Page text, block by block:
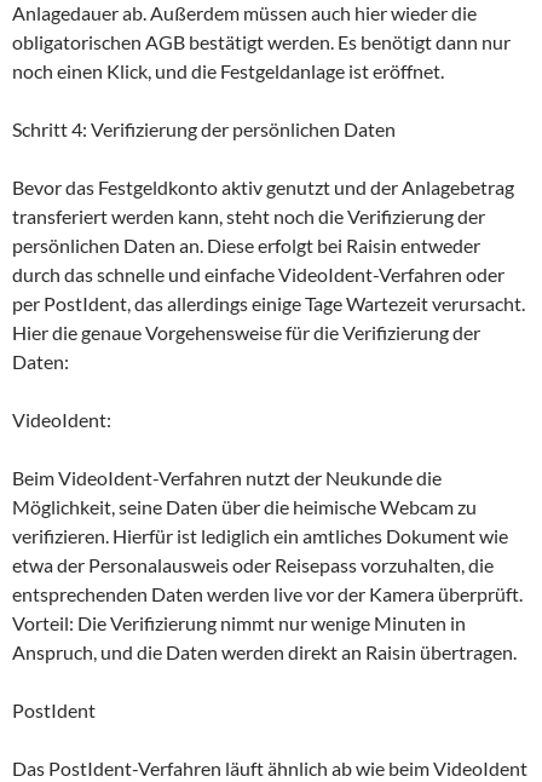
Anlagedauer ab. Außerdem müssen auch hier wieder die
obligatorischen AGB bestätigt werden. Es benötigt dann nur
noch einen Klick, und die Festgeldanlage ist eröffnet.
Schritt 4: Verifizierung der persönlichen Daten
Bevor das Festgeldkonto aktiv genutzt und der Anlagebetrag
transferiert werden kann, steht noch die Verifizierung der
persönlichen Daten an. Diese erfolgt bei Raisin entweder
durch das schnelle und einfache VideoIdent-Verfahren oder
per PostIdent, das allerdings einige Tage Wartezeit verursacht.
Hier die genaue Vorgehensweise für die Verifizierung der
Daten:
VideoIdent:
Beim VideoIdent-Verfahren nutzt der Neukunde die
Möglichkeit, seine Daten über die heimische Webcam zu
verifizieren. Hierfür ist lediglich ein amtliches Dokument wie
etwa der Personalausweis oder Reisepass vorzuhalten, die
entsprechenden Daten werden live vor der Kamera überprüft.
Vorteil: Die Verifizierung nimmt nur wenige Minuten in
Anspruch, und die Daten werden direkt an Raisin übertragen.
PostIdent
Das PostIdent-Verfahren läuft ähnlich ab wie beim VideoIdent